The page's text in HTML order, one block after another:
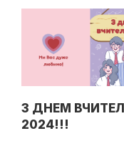
З ДНЕМ
2024!!!